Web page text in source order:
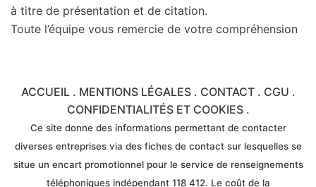
à titre de présentation et de citation.
Toute l’équipe vous remercie de votre compréhension
ACCUEIL. MENTIONS LÉGALES. CONTACT. CGU .
CONFIDENTIALITÉS ET COOKIES.
Ce site donne des informations permettant de contacter
diverses entreprises via des fiches de contact sur lesquelles se
situe un encart promotionnel pour le service de renseignements
téléphoniques indépendant 118 412. Le coût de la